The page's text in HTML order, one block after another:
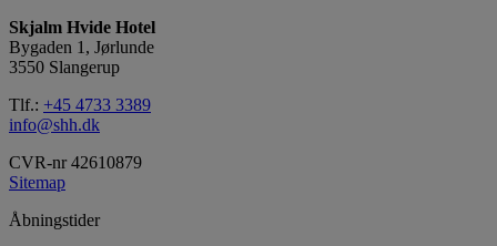
Skjalm Hvide Hotel
Bygaden 1, Jørlunde
3550 Slangerup
Tlf.: +45 4733 3389
info@shh.dk
CVR-nr 42610879
Sitemap
Åbningstider